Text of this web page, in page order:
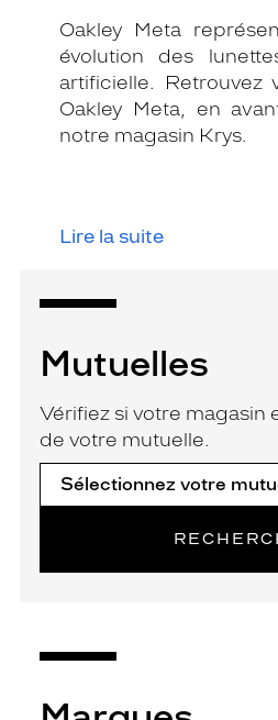
Oakley Meta
évolution des
artificielle. Retrouvez
Oakley Meta, en
notre magasin Krys.
Lire la suite
Mutuelles
Vérifiez si votre magasin
de votre mutuelle.